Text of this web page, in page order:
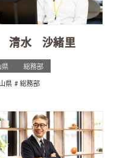
清水 沙緒里
県 総務部
県 総務部